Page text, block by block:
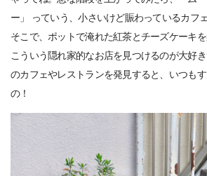
ー」 っていう、小さいけど賑わっているカフ
そこで、ポットで淹れた紅茶とチーズケーキを
こういう隠れ家的なお店を見つけるのが大好
のカフェやレストランを発見すると、いつも
の！